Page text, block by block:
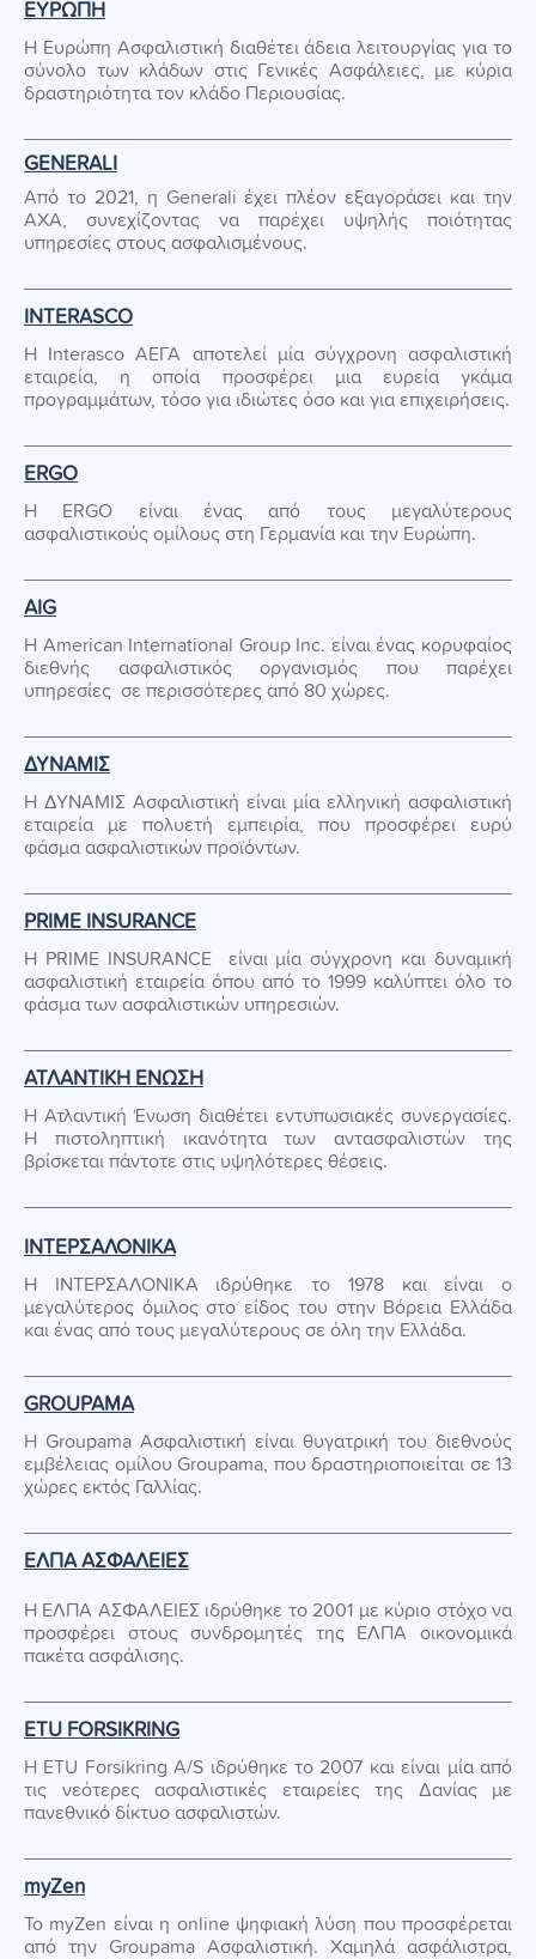
ΕΥΡΩΠΗ
Η Ευρώπη Ασφαλιστική διαθέτει άδεια λειτουργίας για το
σύνολο των κλάδων στις Γενικές Ασφάλειες, με κύρια
δραστηριότητα τον κλάδο Περιουσίας.
GENERALI
Από το 2021, η Generali έχει πλέον εξαγοράσει και την
AXA, συνεχίζοντας να παρέχει υψηλής ποιότητας
υπηρεσίες στους ασφαλισμένους.
INTERASCO
Η Interasco ΑΕΓΑ αποτελεί μία σύγχρονη ασφαλιστική
εταιρεία, η οποία προσφέρει μια ευρεία γκάμα
προγραμμάτων, τόσο για ιδιώτες όσο και για επιχειρήσεις.
ERGO
Η ERGO είναι ένας από τους μεγαλύτερους
ασφαλιστικούς ομίλους στη Γερμανία και την Ευρώπη.
AIG
Η American International Group Inc. είναι ένας κορυφαίος
διεθνής ασφαλιστικός οργανισμός που παρέχει
υπηρεσίες σε περισσότερες από 80 χώρες.
ΔΥΝΑΜΙΣ
Η ΔΥΝΑΜΙΣ Ασφαλιστική είναι μία ελληνική ασφαλιστική
εταιρεία με πολυετή εμπειρία, που προσφέρει ευρύ
φάσμα ασφαλιστικών προϊόντων.
PRIME INSURANCE
Η PRIME INSURANCE είναι μία σύγχρονη και δυναμική
ασφαλιστική εταιρεία όπου από το 1999 καλύπτει όλο το
φάσμα των ασφαλιστικών υπηρεσιών.
ΑΤΛΑΝΤΙΚΗ ΕΝΩΣΗ
Η Ατλαντική Ένωση διαθέτει εντυπωσιακές συνεργασίες.
Η πιστοληπτική ικανότητα των αντασφαλιστών της
βρίσκεται πάντοτε στις υψηλότερες θέσεις.
ΙΝΤΕΡΣΑΛΟΝΙΚΑ
Η ΙΝΤΕΡΣΑΛΟΝΙΚΑ ιδρύθηκε το 1978 και είναι ο
μεγαλύτερος όμιλος στο είδος του στην Βόρεια Ελλάδα
και ένας από τους μεγαλύτερους σε όλη την Ελλάδα.
GROUPAMA
H Groupama Ασφαλιστική είναι θυγατρική του διεθνούς
εμβέλειας ομίλου Groupama, που δραστηριοποιείται σε 13
χώρες εκτός Γαλλίας.
ΕΛΠΑ ΑΣΦΑΛΕΙΕΣ
Η ΕΛΠΑ ΑΣΦΑΛΕΙΕΣ ιδρύθηκε το 2001 με κύριο στόχο να
προσφέρει στους συνδρομητές της ΕΛΠΑ οικονομικά
πακέτα ασφάλισης.
ETU FORSIKRING
Η ETU Forsikring A/S ιδρύθηκε το 2007 και είναι μία από
τις νεότερες ασφαλιστικές εταιρείες της Δανίας με
πανεθνικό δίκτυο ασφαλιστών.
myZen
To myZen είναι η online ψηφιακή λύση που προσφέρεται
από την Groupama Ασφαλιστική. Χαμηλά ασφάλιστρα,